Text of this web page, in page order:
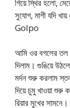
গিয়ে স্থির হলো,
সুযোগ, মাগী যদি
Golpo
আমি ওর বগলের তল
দিলাম। গুঙিয়ে
মর্দন শুরু করলাম
দিয়ে চুমু খাওয়া শুরু
রিয়ার মুখের